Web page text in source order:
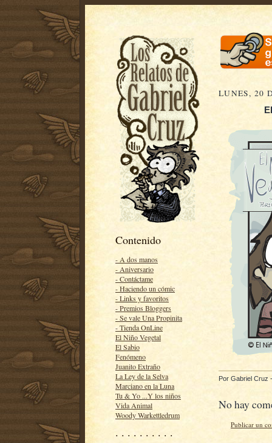
Contenido
- A dos manos
- Aniversario
- Contáctame
- Haciendo un cómic
- Links y favoritos
- Premios Bloggers
- Se vale Una Propinita
- Tienda OnLine
El Niño Vegetal
El Sabio
Fenómeno
Juanito Extraño
La Ley de la Selva
Marciano en la Luna
Tu & Yo ...Y los niños
Vida Animal
Woody Warkettledrum
· · · · · · · · · ·
LUNES, 20
Por Gabriel Cruz
No hay
Publicar un